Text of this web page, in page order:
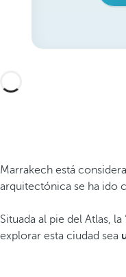
Marrakech está
arquitectónica se ha ido
Situada al pie del Atlas,
explorar esta ciudad sea